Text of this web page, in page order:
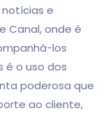
e
Canal, onde é
los
é o uso dos
poderosa que
ao cliente,